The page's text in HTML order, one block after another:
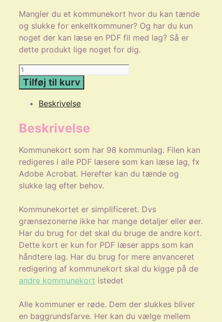
Mangler du et kommunekort hvor du kan tænde
og slukke for enkeltkommuner? Og har du kun
noget der kan læse en PDF fil med lag? Så er
dette produkt lige noget for dig.
Kommuner
Danmark
PDF
antal
Tilføj til kurv
Beskrivelse
Beskrivelse
Kommunekort som har 98 kommunlag. Filen kan
redigeres i alle PDF læsere som kan læse lag, fx
Adobe Acrobat. Herefter kan du tænde og
slukke lag efter behov.
Kommunekortet er simplificeret. Dvs
grænsezonerne ikke har mange detaljer eller øer.
Har du brug for det skal du bruge de andre kort.
Dette kort er kun for PDF læser apps som kan
håndtere lag. Har du brug for mere anvanceret
redigering af kommunekort skal du kigge på de
andre kommunekort istedet
Alle kommuner er røde. Dem der slukkes bliver
en baggrundsfarve. Her kan du vælge mellem